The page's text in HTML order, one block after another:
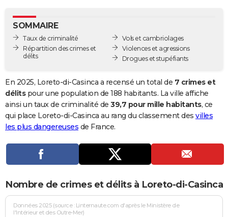
GUIDES D'ACHAT
BONS PLANS
Carte de Noël
Carte Bonne année
Carte Saint-Valentin
Carte Pâques
Carte d'anniversaire
DICTIONNAIRE
Dictionnaire
Biographies
Citations
Expressions
Proverbes
PROGRAMME TV
Se connecter
Entreprises
Service militaire
Avis de recherche
AVIS DE DÉCÈS
Bricolage
Lifestyle
Culture
Sport
Auto
Television
Voyage
Cinema
SOMMAIRE
Taux de criminalité
Répartition des crimes et
délits
Vols et cambriolages
Violences et agressions
Drogues et stupéfiants
En 2025, Loreto-di-Casinca a recensé un total de 7 crimes et
délitspour une population de 188 habitants. La ville affiche
ainsi un taux de criminalité de 39,7 pour mille habitants, ce
qui place Loreto-di-Casinca au rang du classement des villes
les plus dangereuses de France.
Nombre de crimes et délits à Loreto-di-Casinca
Données 2025 (source : Linternaute.com d'après le Ministère de
l'Intérieur et des Outre-Mer)